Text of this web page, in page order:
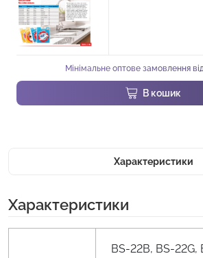
Мінімальне оптове замовлення
В кошик
Характеристики
Характеристики
BS-22B, BS-22G,